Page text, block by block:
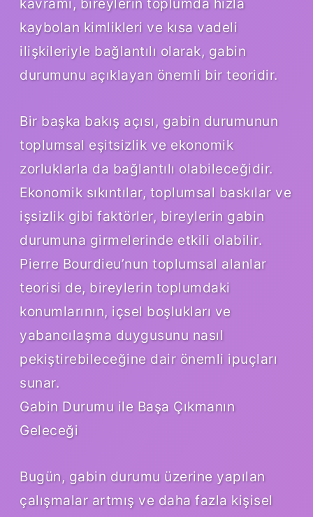
kaybolan kimlikleri ve kısa vadeli
ilişkileriyle bağlantılı olarak, gabin
durumunu açıklayan önemli bir teoridir.
Bir başka bakış açısı, gabin durumunun
toplumsal eşitsizlik ve ekonomik
zorluklarla da bağlantılı olabileceğidir.
Ekonomik sıkıntılar, toplumsal baskılar ve
işsizlik gibi faktörler, bireylerin gabin
durumuna girmelerinde etkili olabilir.
Pierre Bourdieu’nun toplumsal alanlar
teorisi de, bireylerin toplumdaki
konumlarının, içsel boşlukları ve
yabancılaşma duygusunu nasıl
pekiştirebileceğine dair önemli ipuçları
sunar.
Gabin Durumu ile Başa Çıkmanın
Geleceği
Bugün, gabin durumu üzerine yapılan
çalışmalar artmış ve daha fazla kişisel